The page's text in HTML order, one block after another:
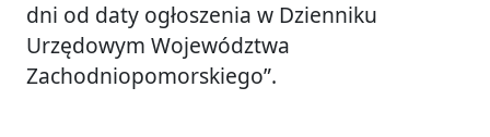
dni od daty ogłoszenia w Dzienniku
Urzędowym Województwa
Zachodniopomorskiego”.